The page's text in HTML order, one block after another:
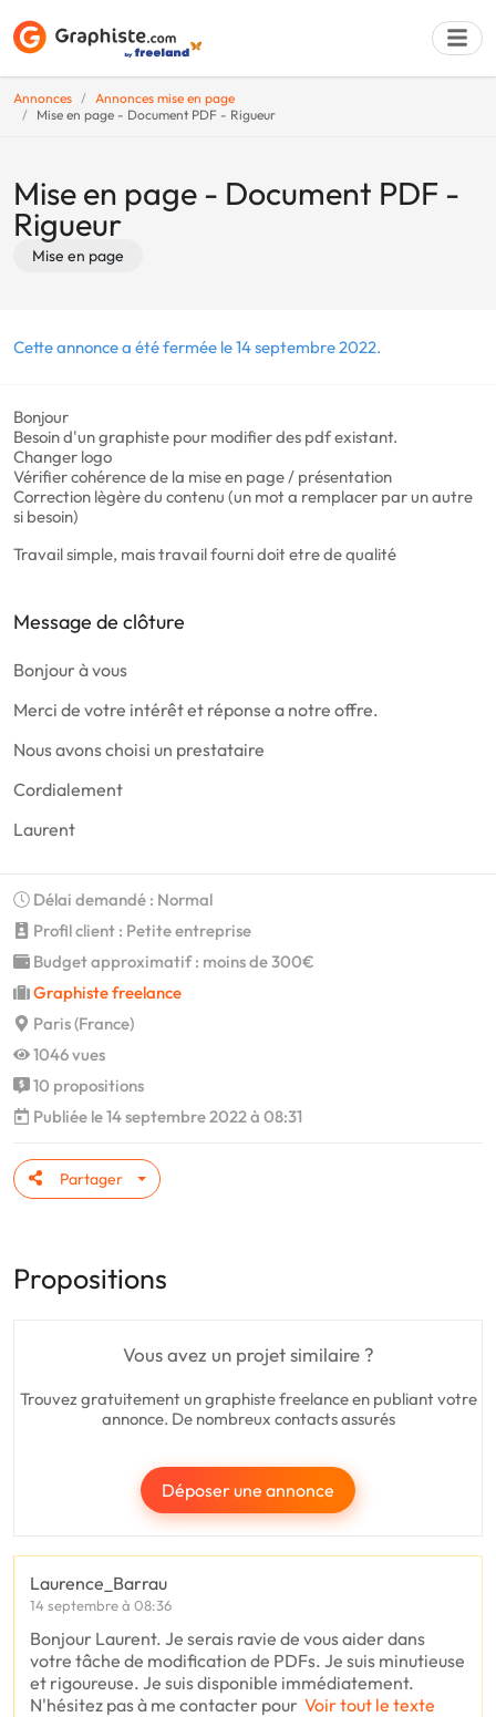
Annonces
Annonces mise en page
Mise en page - Document PDF - Rigueur
Mise en page - Document PDF -
Rigueur
Mise en page
Cette annonce a été fermée le 14 septembre 2022.
Bonjour
Besoin d'un graphiste pour modifier des pdf existant.
Changer logo
Vérifier cohérence de la mise en page / présentation
Correction lègère du contenu (un mot a remplacer par un autre
si besoin)
Travail simple, mais travail fourni doit etre de qualité
Message de clôture
Bonjour à vous
Merci de votre intérêt et réponse a notre offre.
Nous avons choisi un prestataire
Cordialement
Laurent
Délai demandé : Normal
Profil client : Petite entreprise
Budget approximatif : moins de 300€
Graphiste freelance
Paris (France)
1046 vues
10 propositions
Publiée le 14 septembre 2022 à 08:31
Partager
Propositions
Vous avez un projet similaire ?
Trouvez gratuitement un graphiste freelance en publiant votre
annonce. De nombreux contacts assurés
Déposer une annonce
Laurence_Barrau
14 septembre à 08:36
Bonjour Laurent. Je serais ravie de vous aider dans
votre tâche de modification de PDFs. Je suis minutieuse
et rigoureuse. Je suis disponible immédiatement.
N'hésitez pas à me contacter pour Voir tout le texte